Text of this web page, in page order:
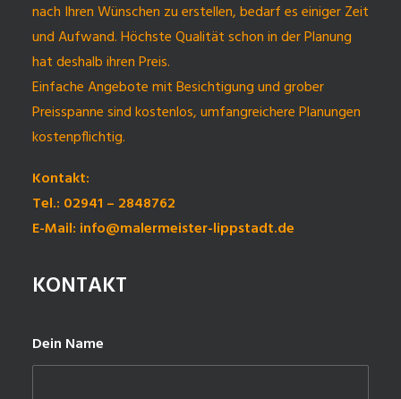
nach Ihren Wünschen zu erstellen, bedarf es einiger Zeit
und Aufwand. Höchste Qualität schon in der Planung
hat deshalb ihren Preis.
Einfache Angebote mit Besichtigung und grober
Preisspanne sind kostenlos, umfangreichere Planungen
kostenpflichtig.
Kontakt:
Tel.: 02941 – 2848762
E-Mail: info@malermeister-lippstadt.de
KONTAKT
Dein Name